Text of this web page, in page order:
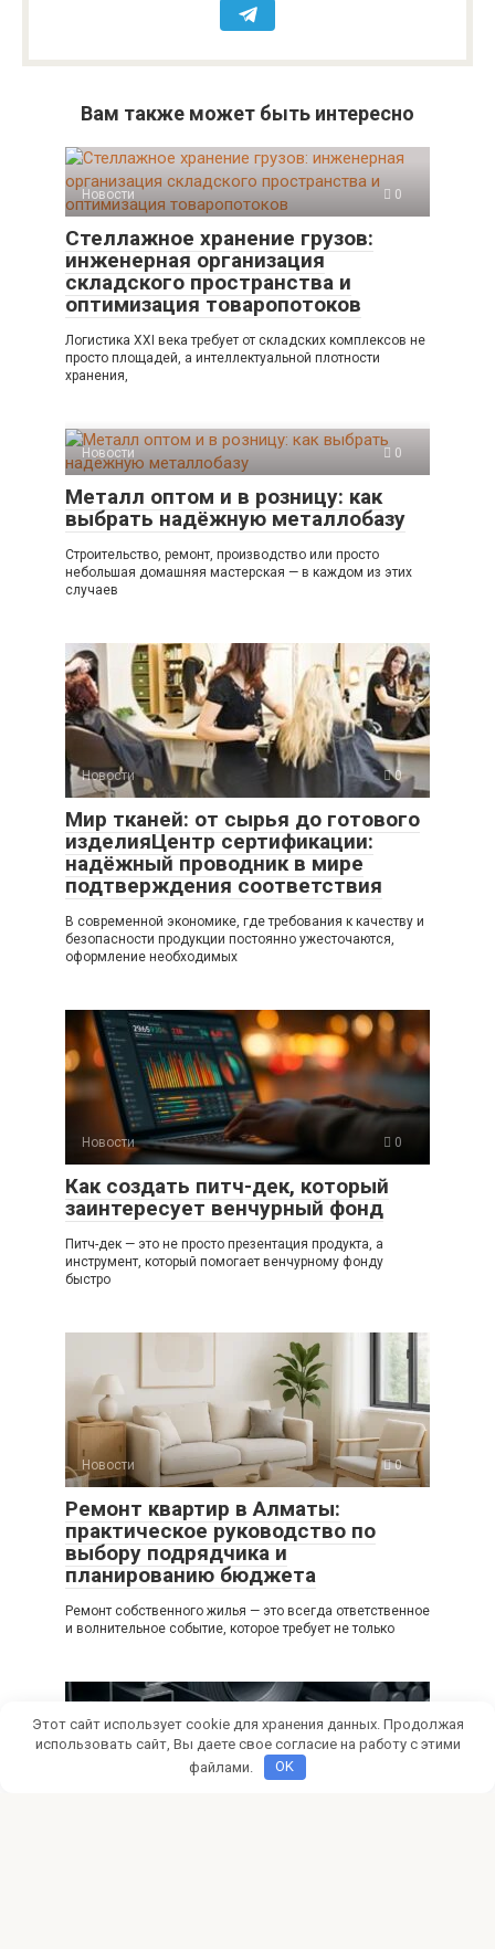
Вам также может быть интересно
Новости 0
Стеллажное хранение грузов:
инженерная организация
складского пространства и
оптимизация товаропотоков
Логистика XXI века требует от складских комплексов не
просто площадей, а интеллектуальной плотности
хранения,
Новости 0
Металл оптом и в розницу: как
выбрать надёжную металлобазу
Строительство, ремонт, производство или просто
небольшая домашняя мастерская — в каждом из этих
случаев
Новости 0
Мир тканей: от сырья до готового
изделияЦентр сертификации:
надёжный проводник в мире
подтверждения соответствия
В современной экономике, где требования к качеству и
безопасности продукции постоянно ужесточаются,
оформление необходимых
Новости 0
Как создать питч-дек, который
заинтересует венчурный фонд
Питч-дек — это не просто презентация продукта, а
инструмент, который помогает венчурному фонду
быстро
Новости 0
Ремонт квартир в Алматы:
практическое руководство по
выбору подрядчика и
планированию бюджета
Ремонт собственного жилья — это всегда ответственное
и волнительное событие, которое требует не только
Этот сайт использует cookie для хранения данных. Продолжая
использовать сайт, Вы даете свое согласие на работу с этими
файлами.
OK